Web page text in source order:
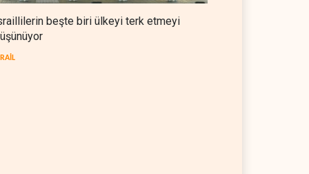
beşte biri ülkeyi terk etmeyi